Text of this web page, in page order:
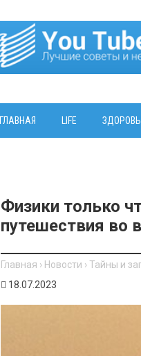
ГЛАВНАЯ LIFE
Физики только
путешествия во
Главная › Новости › Тайны и
18.07.2023